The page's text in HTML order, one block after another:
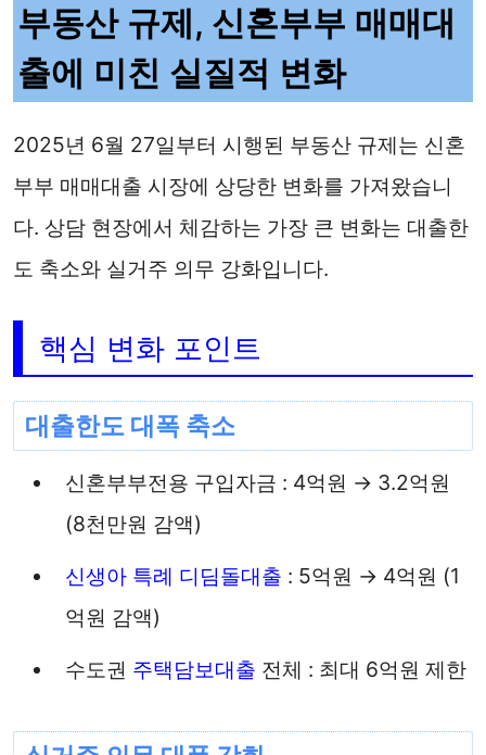
부동산 규제, 신혼부부 매매대
출에 미친 실질적 변화
2025년 6월 27일부터 시행된 부동산 규제는 신혼
부부 매매대출 시장에 상당한 변화를 가져왔습니
다. 상담 현장에서 체감하는 가장 큰 변화는 대출한
도 축소와 실거주 의무 강화입니다.
핵심 변화 포인트
대출한도 대폭 축소
신혼부부전용 구입자금 : 4억원 → 3.2억원
(8천만원 감액)
신생아 특례 디딤돌대출 : 5억원 → 4억원 (1
억원 감액)
수도권 주택담보대출 전체 : 최대 6억원 제한